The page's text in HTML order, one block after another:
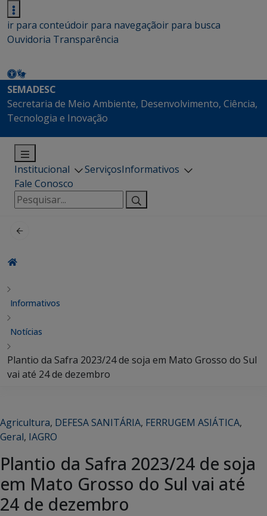
ir para conteúdoir para navegaçãoir para busca
Ouvidoria Transparência
SEMADESC
Secretaria de Meio Ambiente, Desenvolvimento, Ciência,
Tecnologia e Inovação
Institucional ServiçosInformativos
Fale Conosco
Pesquisar
por:
Informativos
Notícias
Plantio da Safra 2023/24 de soja em Mato Grosso do Sul
vai até 24 de dezembro
Agricultura, DEFESA SANITÁRIA, FERRUGEM ASIÁTICA,
Geral, IAGRO
Plantio da Safra 2023/24 de soja
em Mato Grosso do Sul vai até
24 de dezembro